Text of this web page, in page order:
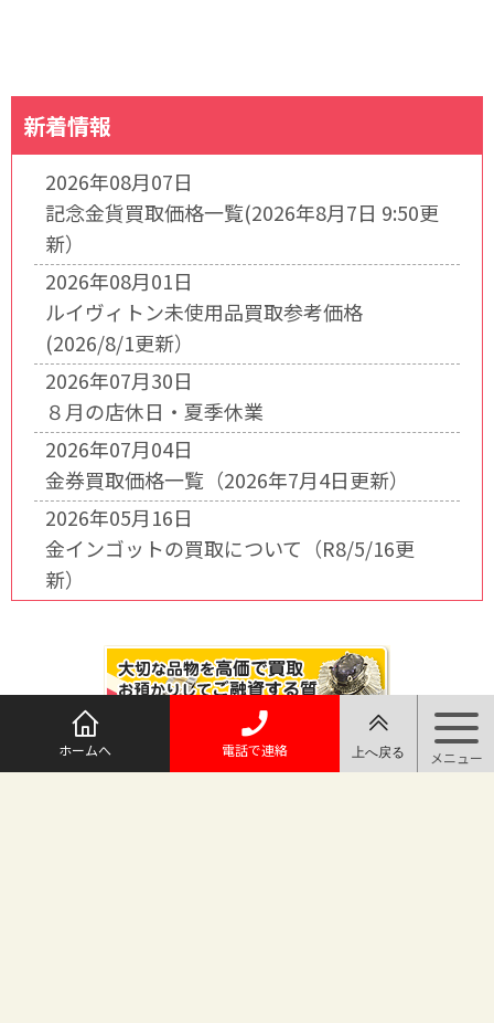
新着情報
2026年08月07日
記念金貨買取価格一覧(2026年8月7日 9:50更
新）
2026年08月01日
ルイヴィトン未使用品買取参考価格
(2026/8/1更新）
2026年07月30日
８月の店休日・夏季休業
2026年07月04日
金券買取価格一覧（2026年7月4日更新）
2026年05月16日
金インゴットの買取について（R8/5/16更
新）
ホームへ 電話で連絡